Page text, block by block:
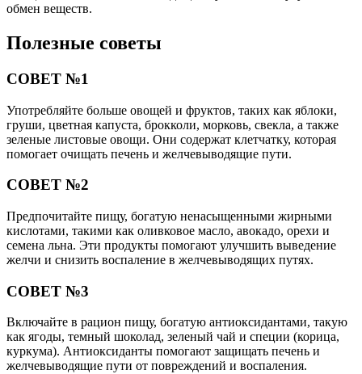
обмен веществ.
Полезные советы
СОВЕТ №1
Употребляйте больше овощей и фруктов, таких как яблоки,
груши, цветная капуста, брокколи, морковь, свекла, а также
зеленые листовые овощи. Они содержат клетчатку, которая
помогает очищать печень и желчевыводящие пути.
СОВЕТ №2
Предпочитайте пищу, богатую ненасыщенными жирными
кислотами, такими как оливковое масло, авокадо, орехи и
семена льна. Эти продукты помогают улучшить выведение
желчи и снизить воспаление в желчевыводящих путях.
СОВЕТ №3
Включайте в рацион пищу, богатую антиоксидантами, такую
как ягоды, темный шоколад, зеленый чай и специи (корица,
куркума). Антиоксиданты помогают защищать печень и
желчевыводящие пути от повреждений и воспаления.